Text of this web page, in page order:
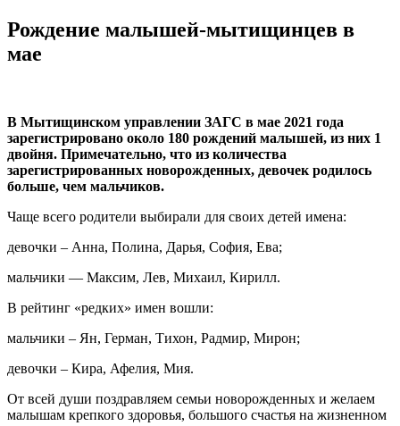
Рождение малышей-мытищинцев в
мае
В Мытищинском управлении ЗАГС в мае 2021 года
зарегистрировано около 180 рождений малышей, из них 1
двойня. Примечательно, что из количества
зарегистрированных новорожденных, девочек родилось
больше, чем мальчиков.
Чаще всего родители выбирали для своих детей имена:
девочки – Анна, Полина, Дарья, София, Ева;
мальчики — Максим, Лев, Михаил, Кирилл.
В рейтинг «редких» имен вошли:
мальчики – Ян, Герман, Тихон, Радмир, Мирон;
девочки – Кира, Афелия, Мия.
От всей души поздравляем семьи новорожденных и желаем
малышам крепкого здоровья, большого счастья на жизненном